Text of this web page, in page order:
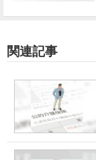
関連記事